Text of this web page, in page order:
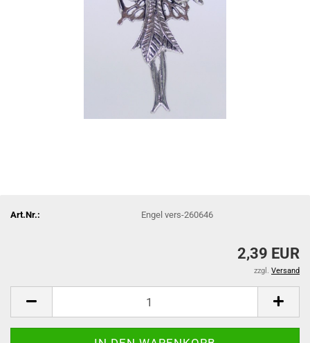
Art.Nr.: Engel vers-260646
2,39 EUR
zzgl. Versand